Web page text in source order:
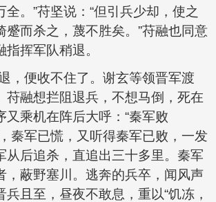
。”苻坚说：“但引兵少却，使之
蹙而杀之，蔑不胜矣。”苻融也同意
挥军队稍退。
便收不住了。谢玄等领晋军渡
苻融想拦阻退兵，不想马倒，死在
又乘机在阵后大呼：“秦军败
秦军已慌，又听得秦军已败，一发
从后追杀，直追出三十多里。秦军
，蔽野塞川。逃奔的兵卒，闻风声
且至，昼夜不敢息，重以“饥冻，